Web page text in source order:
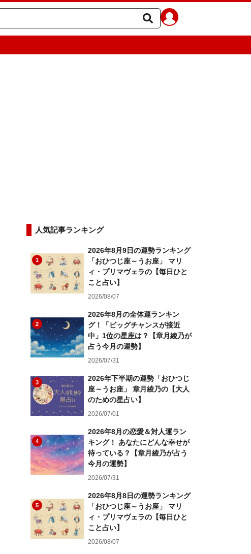
人気記事ランキング
1
2026年8月9日の運勢ランキング
「おひつじ座～うお座」 マリ
ィ・プリマヴェラの【毎日ひと
こと占い】
2026/08/07
2
2026年8月の全体運ランキン
グ！「ビッグチャンスが接近
中」1位の星座は？【章月綾乃が
占う今月の運勢】
2026/07/31
3
2026年下半期の運勢「おひつじ
座～うお座」 章月綾乃の【大人
のための星占い】
2026/07/01
4
2026年8月の恋愛＆対人運ラン
キング！ あなたにどんな幸せが
待っている？【章月綾乃が占う
今月の運勢】
2026/07/31
5
2026年8月8日の運勢ランキング
「おひつじ座～うお座」 マリ
ィ・プリマヴェラの【毎日ひと
こと占い】
2026/08/07